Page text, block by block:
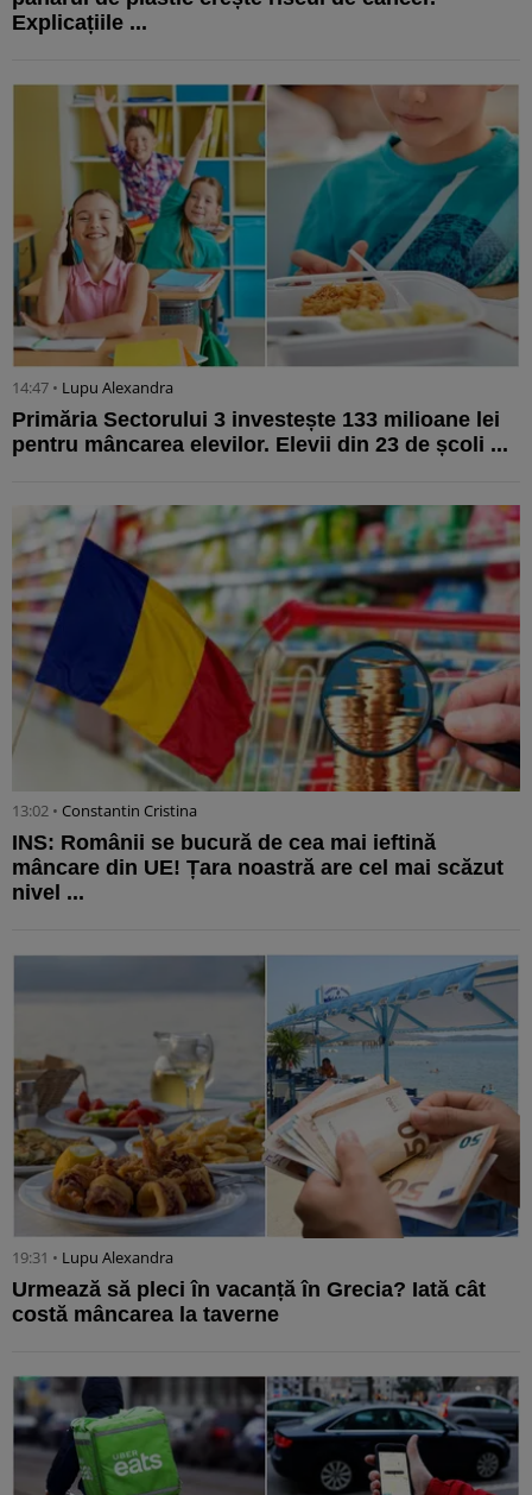
Explicațiile ...
14:47 • Lupu Alexandra
Primăria Sectorului 3 investește 133 milioane lei
pentru mâncarea elevilor. Elevii din 23 de școli ...
13:02 • Constantin Cristina
INS: Românii se bucură de cea mai ieftină
mâncare din UE! Țara noastră are cel mai scăzut
nivel ...
19:31 • Lupu Alexandra
Urmează să pleci în vacanță în Grecia? Iată cât
costă mâncarea la taverne